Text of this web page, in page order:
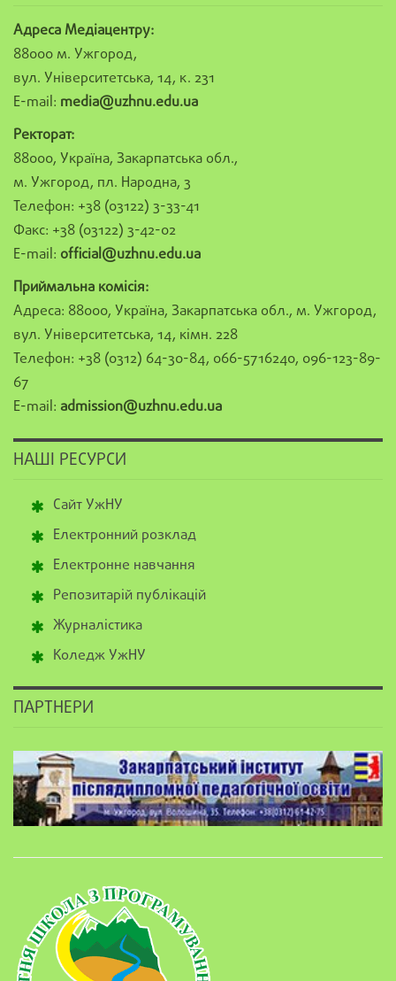
Адреса Медіацентру:
88000 м. Ужгород,
вул. Університетська, 14, к. 231
E-mail: media@uzhnu.edu.ua
Ректорат:
88000, Україна, Закарпатська обл.,
м. Ужгород, пл. Народна, 3
Телефон: +38 (03122) 3-33-41
Факс: +38 (03122) 3-42-02
E-mail: official@uzhnu.edu.ua
Приймальна комісія:
Адреса: 88000, Україна, Закарпатська обл., м. Ужгород,
вул. Університетська, 14, кімн. 228
Телефон: +38 (0312) 64-30-84, 066-5716240, 096-123-89-
67
E-mail: admission@uzhnu.edu.ua
НАШІ РЕСУРСИ
Сайт УжНУ
Електронний розклад
Електронне навчання
Репозитарій публікацій
Журналістика
Коледж УжНУ
ПАРТНЕРИ